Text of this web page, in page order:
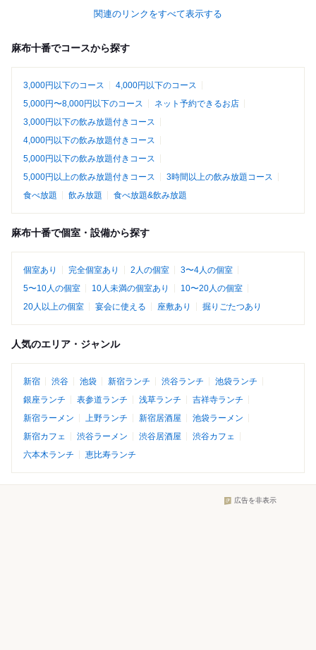
関連のリンクをすべて表示する
麻布十番でコースから探す
3,000円以下のコース
4,000円以下のコース
5,000円〜8,000円以下のコース
ネット予約できるお店
3,000円以下の飲み放題付きコース
4,000円以下の飲み放題付きコース
5,000円以下の飲み放題付きコース
5,000円以上の飲み放題付きコース
3時間以上の飲み放題コース
食べ放題
飲み放題 食べ放題&飲み放題
麻布十番で個室・設備から探す
個室あり 完全個室あり 2人の個室
3〜4人の個室
5〜10人の個室
10人未満の個室あり
10〜20人の個室
20人以上の個室
宴会に使える 座敷あり 掘りごたつあり
人気のエリア・ジャンル
新宿 渋谷 池袋 新宿ランチ 渋谷ランチ
池袋ランチ
銀座ランチ
表参道ランチ 浅草ランチ
吉祥寺ランチ
新宿ラーメン
上野ランチ 新宿居酒屋
池袋ラーメン
新宿カフェ
渋谷ラーメン 渋谷居酒屋
渋谷カフェ
六本木ランチ
恵比寿ランチ
広告を非表示